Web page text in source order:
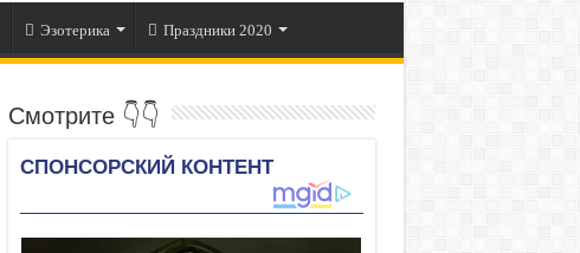
Эзотерика Праздники 2020
Смотрите 👇👇